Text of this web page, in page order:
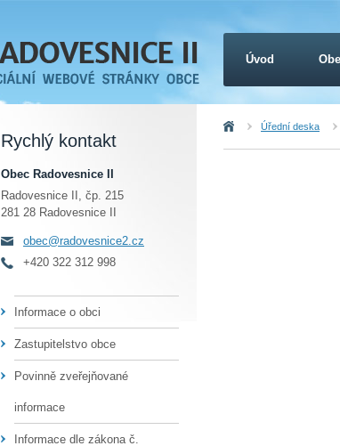
Úvod Úřední deska
Rychlý kontakt
Obec Radovesnice II
Radovesnice II, čp. 215
281 28 Radovesnice II
obec@radovesnice2.cz
+420 322 312 998
Informace o obci
Zastupitelstvo obce
Povinně zveřejňované
informace
Informace dle zákona č.
Úvod